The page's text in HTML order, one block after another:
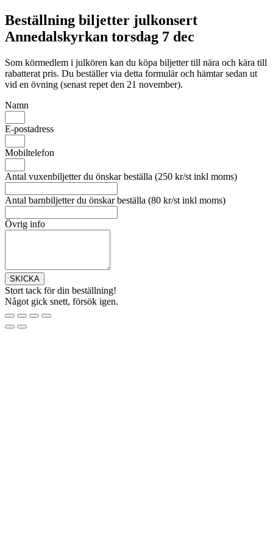
Beställning biljetter julkonsert
Annedalskyrkan torsdag 7 dec
Som körmedlem i julkören kan du köpa biljetter till nära och kära till
rabatterat pris. Du beställer via detta formulär och hämtar sedan ut
vid en övning (senast repet den 21 november).
Namn
E-postadress
Mobiltelefon
Antal vuxenbiljetter du önskar beställa (250 kr/st inkl moms)
Antal barnbiljetter du önskar beställa (80 kr/st inkl moms)
Övrig info
SKICKA
Stort tack för din beställning!
Något gick snett, försök igen.